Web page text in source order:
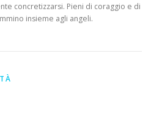
concretizzarsi. Pieni di coraggio e di
insieme agli angeli.